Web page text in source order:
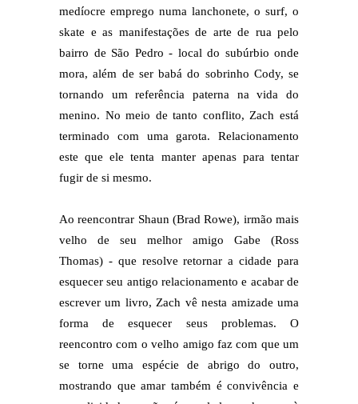
medíocre emprego numa lanchonete, o surf, o
skate e as manifestações de arte de rua pelo
bairro de São Pedro - local do subúrbio onde
mora, além de ser babá do sobrinho Cody, se
tornando um referência paterna na vida do
menino. No meio de tanto conflito, Zach está
terminado com uma garota. Relacionamento
este que ele tenta manter apenas para tentar
fugir de si mesmo.
Ao reencontrar Shaun (Brad Rowe), irmão mais
velho de seu melhor amigo Gabe (Ross
Thomas) - que resolve retornar a cidade para
esquecer seu antigo relacionamento e acabar de
escrever um livro, Zach vê nesta amizade uma
forma de esquecer seus problemas. O
reencontro com o velho amigo faz com que um
se torne uma espécie de abrigo do outro,
mostrando que amar também é convivência e